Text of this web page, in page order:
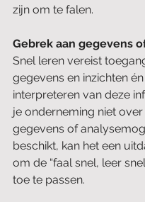
zijn om te falen.
Gebrek aan gegevens
Snel leren vereist
gegevens en inzichten
interpreteren van deze
je onderneming niet
gegevens of
beschikt, kan het een
om de “faal snel, leer
toe te passen.